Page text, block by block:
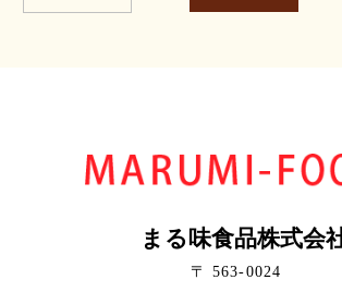
まる味食品株式会
〒 563-0024